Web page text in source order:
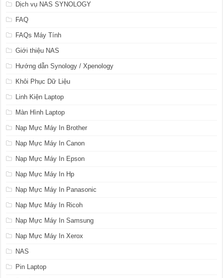
Dịch vụ NAS SYNOLOGY
FAQ
FAQs Máy Tính
Giới thiệu NAS
Hướng dẫn Synology / Xpenology
Khôi Phục Dữ Liệu
Linh Kiện Laptop
Màn Hình Laptop
Nạp Mực Máy In Brother
Nạp Mực Máy In Canon
Nạp Mực Máy In Epson
Nạp Mực Máy In Hp
Nạp Mực Máy In Panasonic
Nạp Mực Máy In Ricoh
Nạp Mực Máy In Samsung
Nạp Mực Máy In Xerox
NAS
Pin Laptop